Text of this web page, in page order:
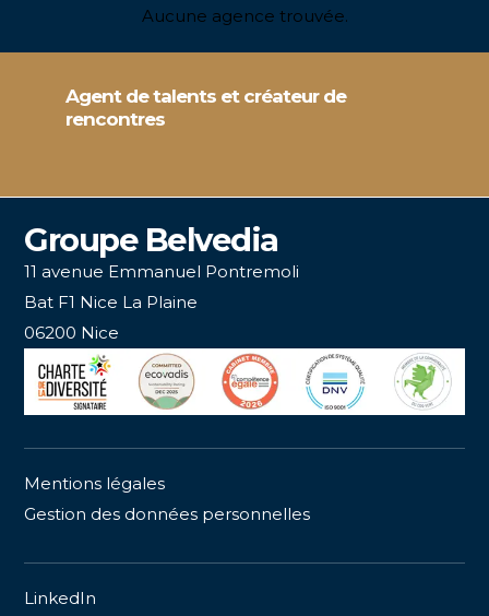
Aucune agence trouvée.
Agent de talents et créateur de
rencontres
Groupe Belvedia
11 avenue Emmanuel Pontremoli
Bat F1 Nice La Plaine
06200 Nice
Mentions légales
Gestion des données personnelles
LinkedIn